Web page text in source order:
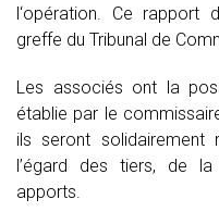
l‘opération. Ce rapport
greffe du Tribunal de
Les associés ont la
établie par le
ils seront solidairement
l’égard des tiers, de la
apports.